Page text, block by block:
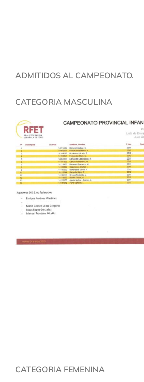
ADMITIDOS AL CAMPEONATO.
CATEGORIA MASCULINA
CATEGORIA FEMENINA